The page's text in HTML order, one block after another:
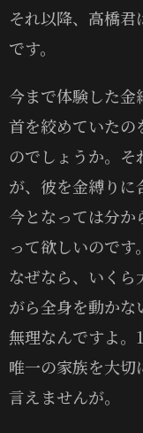
それ以降、高橋君
です。
今まで体験した金
首を絞めていたの
のでしょうか。
が、彼を金縛りに
今となっては分か
って欲しいのです。
なぜなら、いく
がら全身を動かな
無理なんですよ。
唯一の家族を大切
言えませんが。